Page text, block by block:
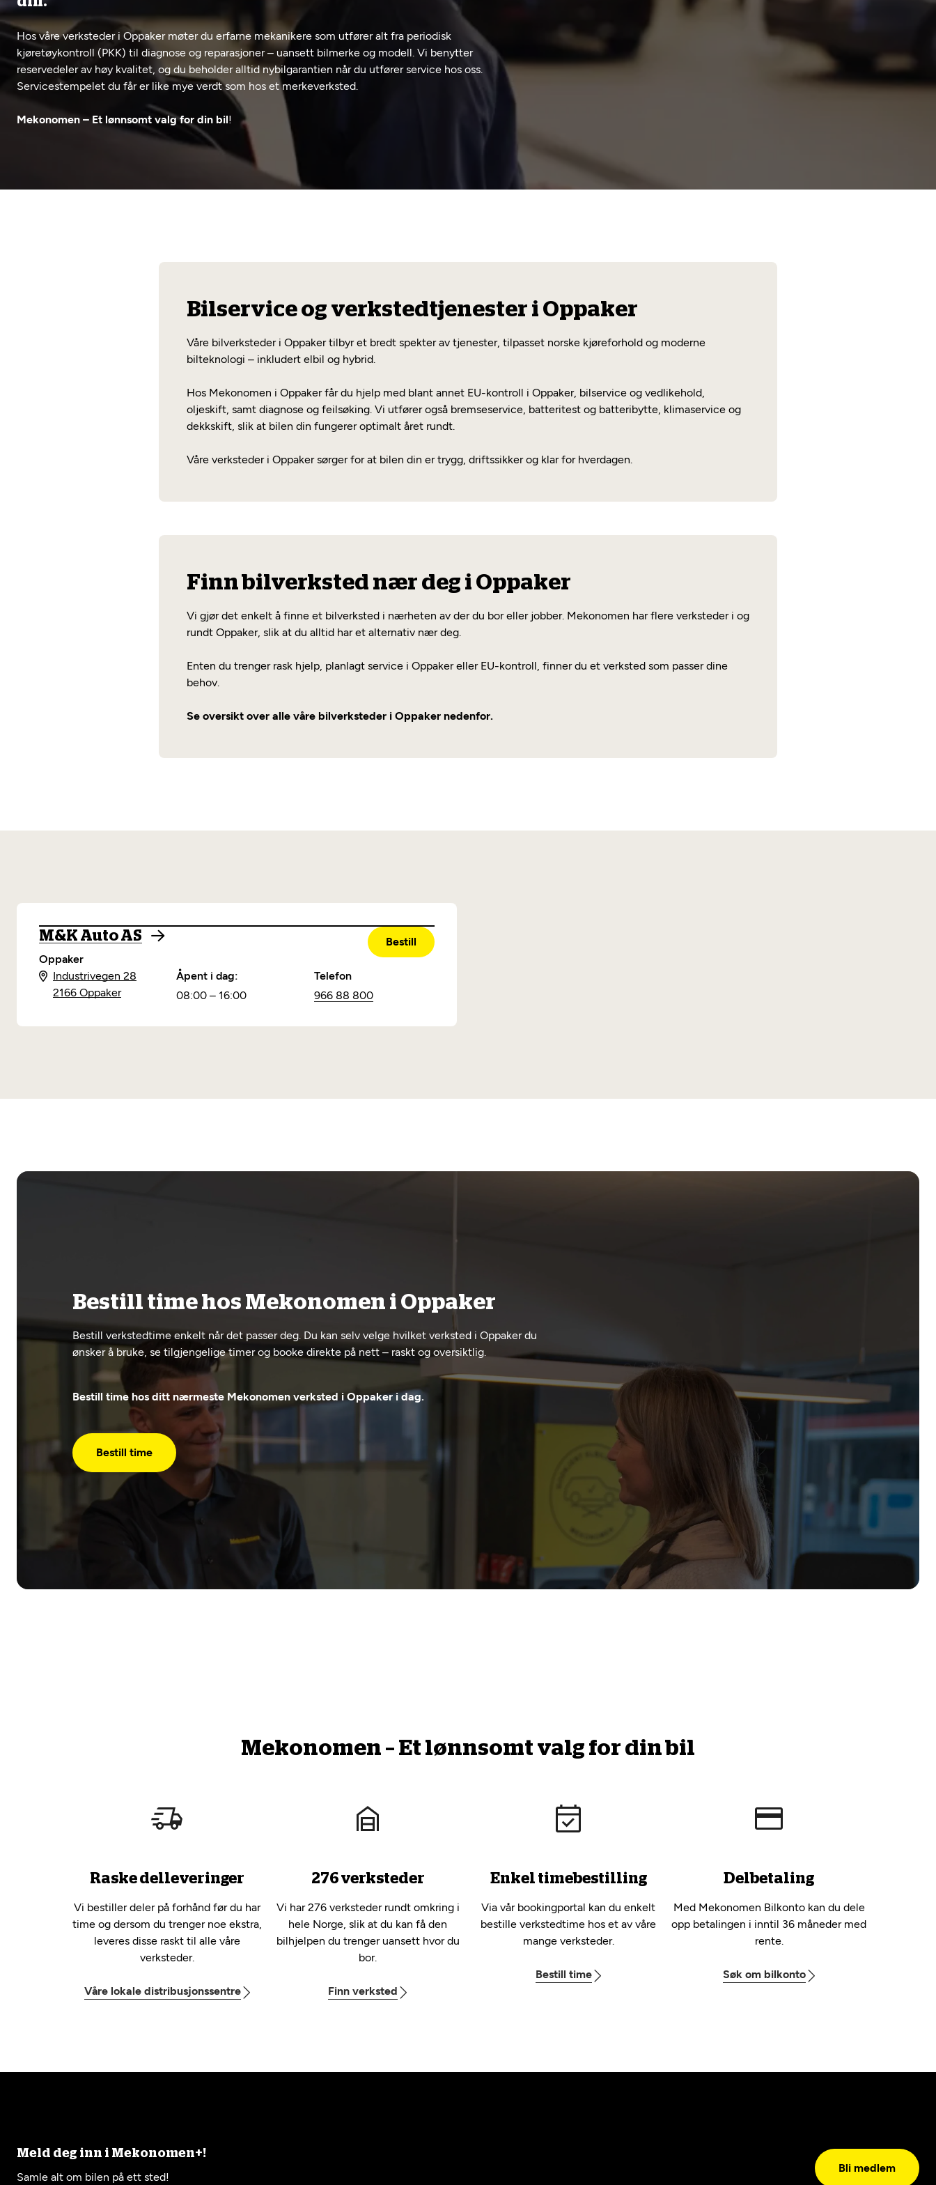
Hos våre verksteder i Oppaker møter du erfarne mekanikere som utfører alt fra periodisk
kjøretøykontroll (PKK) til diagnose og reparasjoner – uansett bilmerke og modell. Vi benytter
reservedeler av høy kvalitet, og du beholder alltid nybilgarantien når du utfører service hos oss.
Servicestempelet du får er like mye verdt som hos et merkeverksted.
Mekonomen – Et lønnsomt valg for din bil!
Bilservice og verkstedtjenester i Oppaker
Våre bilverksteder i Oppaker tilbyr et bredt spekter av tjenester, tilpasset norske kjøreforhold og moderne
bilteknologi – inkludert elbil og hybrid.
Hos Mekonomen i Oppaker får du hjelp med blant annet EU-kontroll i Oppaker, bilservice og vedlikehold,
oljeskift, samt diagnose og feilsøking. Vi utfører også bremseservice, batteritest og batteribytte, klimaservice og
dekkskift, slik at bilen din fungerer optimalt året rundt.
Våre verksteder i Oppaker sørger for at bilen din er trygg, driftssikker og klar for hverdagen.
Finn bilverksted nær deg i Oppaker
Vi gjør det enkelt å finne et bilverksted i nærheten av der du bor eller jobber. Mekonomen har flere verksteder i og
rundt Oppaker, slik at du alltid har et alternativ nær deg.
Enten du trenger rask hjelp, planlagt service i Oppaker eller EU-kontroll, finner du et verksted som passer dine
behov.
Se oversikt over alle våre bilverksteder i Oppaker nedenfor.
M&K Auto AS
Oppaker
Bestill
Industrivegen 28
2166 Oppaker
Åpent i dag:
08:00 – 16:00
Telefon
966 88 800
Bestill time hos Mekonomen i Oppaker
Bestill verkstedtime enkelt når det passer deg. Du kan selv velge hvilket verksted i Oppaker du
ønsker å bruke, se tilgjengelige timer og booke direkte på nett – raskt og oversiktlig.
Bestill time hos ditt nærmeste Mekonomen verksted i Oppaker i dag.
Bestill time
Mekonomen – Et lønnsomt valg for din bil
Raske delleveringer
Vi bestiller deler på forhånd før du har
time og dersom du trenger noe ekstra,
leveres disse raskt til alle våre
verksteder.
Våre lokale distribusjonssentre
276 verksteder
Vi har 276 verksteder rundt omkring i
hele Norge, slik at du kan få den
bilhjelpen du trenger uansett hvor du
bor.
Finn verksted
Enkel timebestilling
Via vår bookingportal kan du enkelt
bestille verkstedtime hos et av våre
mange verksteder.
Bestill time
Delbetaling
Med Mekonomen Bilkonto kan du dele
opp betalingen i inntil 36 måneder med
rente.
Søk om bilkonto
Meld deg inn i Mekonomen+!
Samle alt om bilen på ett sted!
Bli medlem